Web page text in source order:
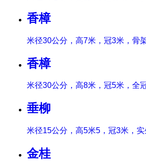
香樟
米径30公分，高7米，冠3米，骨
香樟
米径30公分，高8米，冠5米，全
垂柳
米径15公分，高5米5，冠3米，
金桂